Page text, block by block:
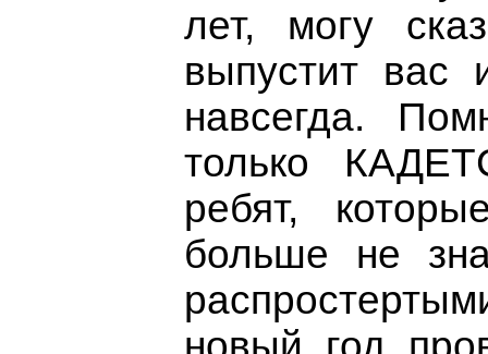
лет, могу
выпустит вас
навсегда.
только
ребят,
больше не